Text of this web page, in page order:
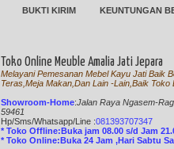
BUKTI KIRIM KEUNTUNGAN
Toko Online Meuble Amalia Jati Jepara
Melayani Pemesanan Mebel Kayu Jati Baik
Teras,Meja Makan,Dan Lain -Lain,Baik
Showroom-Home:Jalan Raya Ngasem-
59461
Hp/Sms/Whatsapp/Line :081393707347
* Toko Offline:Buka jam 08.00 s/d Jam
* Toko Online:Buka 24 Jam ,Hari Sabtu